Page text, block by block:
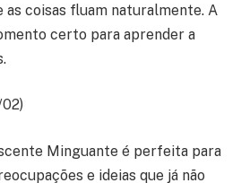
coisas fluam naturalmente. A
certo para aprender a
02)
Minguante é perfeita para
e ideias que já não